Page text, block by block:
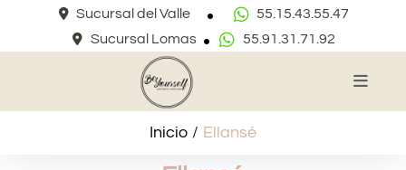
Sucursal del Valle
55.15.43.55.47
Sucursal Lomas
55.91.31.71.92
Inicio / Ellansé